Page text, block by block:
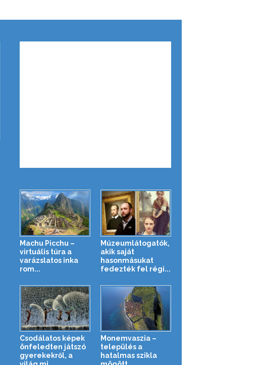
Machu Picchu –
virtuális túra a
varázslatos inka
rom...
Múzeumlátogatók,
akik saját
hasonmásukat
fedezték fel régi...
Csodálatos képek
önfeledten játszó
gyerekekről, a
Monemvaszia –
település a
hatalmas szikla